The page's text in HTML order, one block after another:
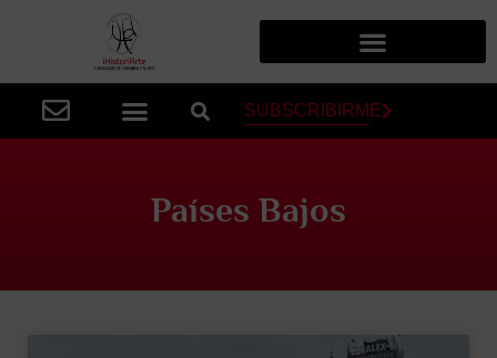
SUBSCRIBIRME
Países Bajos